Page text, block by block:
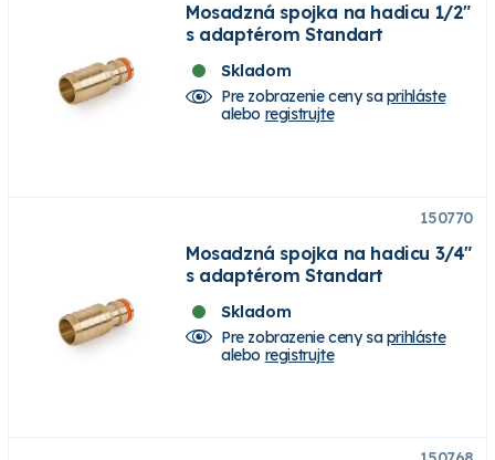
Mosadzná spojka na hadicu 1/2"
s adaptérom Standart
Skladom
Pre zobrazenie ceny saprihláste
alebo registrujte
150770
Mosadzná spojka na hadicu 3/4"
s adaptérom Standart
Skladom
Pre zobrazenie ceny saprihláste
alebo registrujte